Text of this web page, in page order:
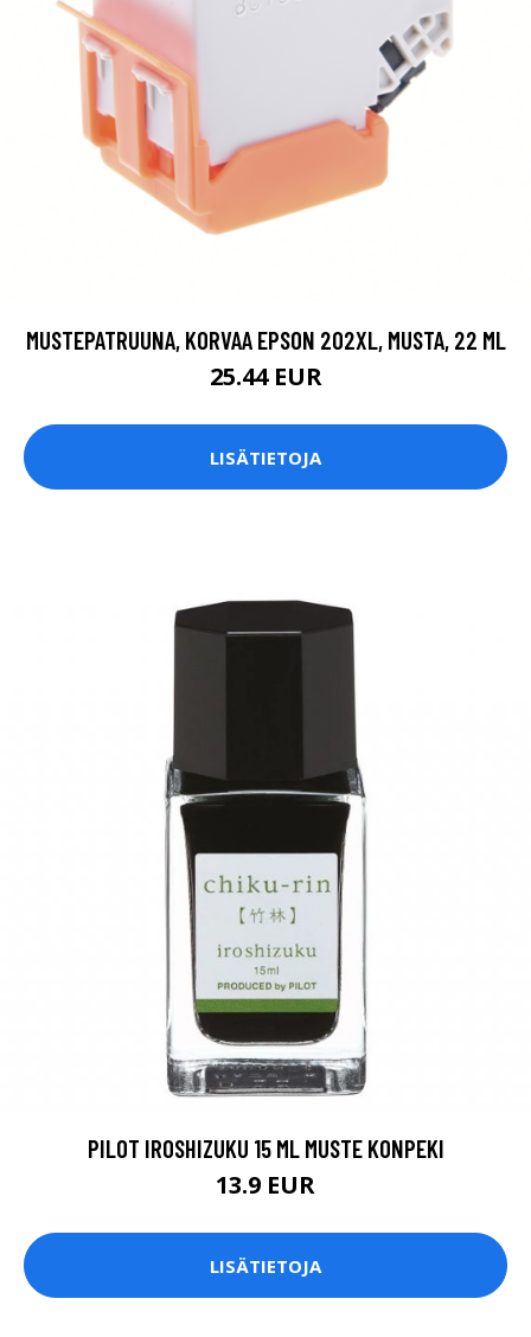
MUSTEPATRUUNA, KORVAA EPSON 202XL, MUSTA, 22 ML
25.44 EUR
LISÄTIETOJA
PILOT IROSHIZUKU 15 ML MUSTE KONPEKI
13.9 EUR
LISÄTIETOJA